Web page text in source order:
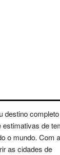
destino completo
de
o mundo. Com a
as cidades de